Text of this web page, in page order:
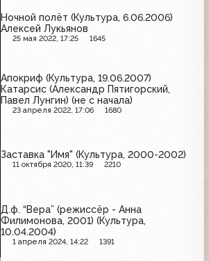
Ночной полёт (Культура, 6.06.2006)
Алексей Лукьянов
25 мая 2022, 17:25 1645
Апокриф (Культура, 19.06.2007)
Катарсис (Александр Пятигорский,
Павел Лунгин) (не с начала)
23 апреля 2022, 17:06 1680
Заставка "Имя" (Культура, 2000-2002)
11 октября 2020, 11:39 2210
Д.ф. “Вера” (режиссёр - Анна
Филимонова, 2001) (Культура,
10.04.2004)
1 апреля 2024, 14:22 1391